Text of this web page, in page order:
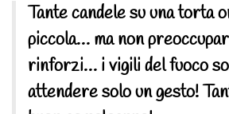
Tante candele su una torta
piccola… ma non
rinforzi… i vigili del fuoco
attendere solo un gesto!